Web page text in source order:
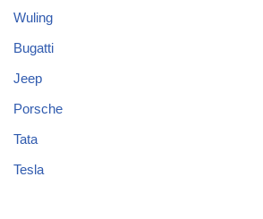
Wuling
Bugatti
Jeep
Porsche
Tata
Tesla